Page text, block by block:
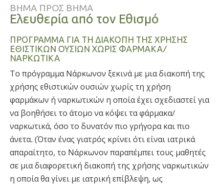
ΒΗΜΑ ΠΡΟΣ ΒΗΜΑ
Ελευθερία από τον Εθισμό
ΠΡΟΓΡΑΜΜΑ ΓΙΑ ΤΗ ΔΙΑΚΟΠΗ ΤΗΣ ΧΡΗΣΗΣ
ΕΘΙΣΤΙΚΩΝ ΟΥΣΙΩΝ ΧΩΡΙΣ ΦΑΡΜΑΚΑ/
ΝΑΡΚΩΤΙΚΑ
Το πρόγραμμα Νάρκωνον ξεκινά με μια διακοπή της
χρήσης εθιστικών ουσιών χωρίς τη χρήση
φαρμάκων ή ναρκωτικών η οποία έχει σχεδιαστεί για
να βοηθήσει το άτομο να κόψει τα φάρμακα/
ναρκωτικά, όσο το δυνατόν πιο γρήγορα και πιο
άνετα. (Όταν ένας γιατρός κρίνει ότι είναι ιατρικά
απαραίτητο, το Νάρκωνον παραπέμπει τους μαθητές
σε μια διαφορετική διακοπή της χρήσης ναρκωτικών
η οποία θα γίνει με ιατρική επίβλεψη, ως